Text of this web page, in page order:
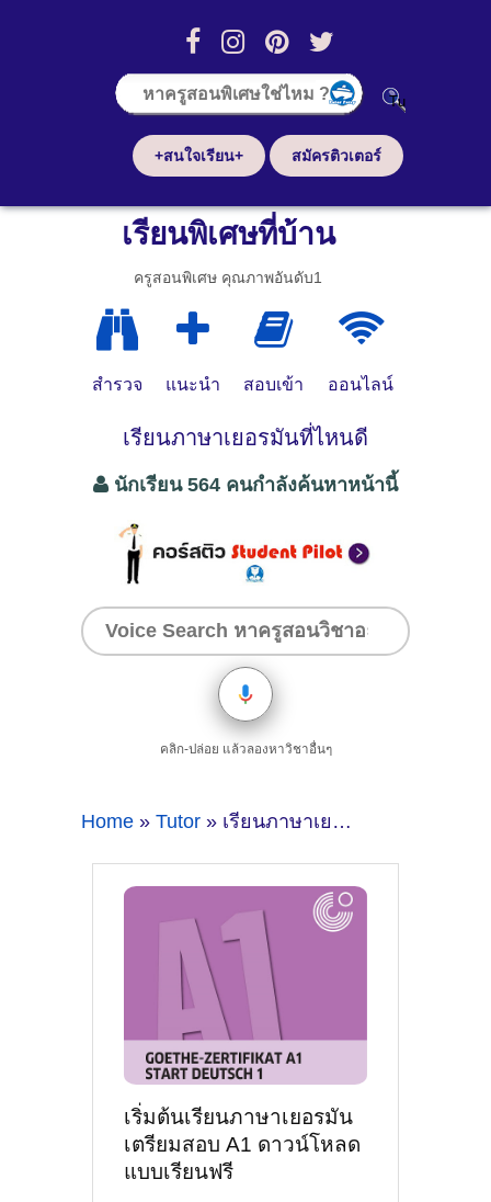
+สนใจเรียน+ สมัครติวเตอร์
เรียนพิเศษที่บ้าน
ครูสอนพิเศษ คุณภาพอันดับ1
สำรวจ แนะนำ สอบเข้า ออนไลน์
เรียนภาษาเยอรมันที่ไหนดี
นักเรียน 564 คนกำลังค้นหาหน้านี้
คลิก-ปล่อย แล้วลองหาวิชาอื่นๆ
Home » Tutor » เรียนภาษาเยอรมันที่ไหนดี
เริ่มต้นเรียนภาษาเยอรมัน
เตรียมสอบ A1 ดาวน์โหลด
แบบเรียนฟรี